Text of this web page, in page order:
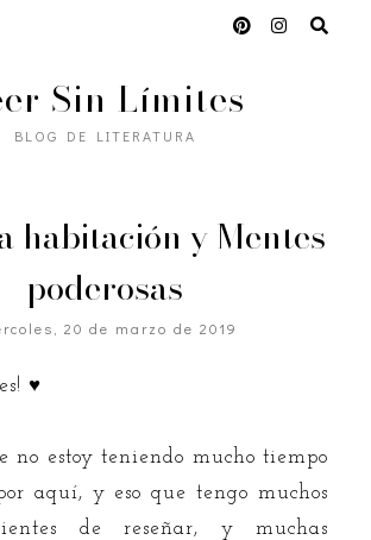
Sin Límites
BLOG DE LITERATURA
habitación y Mentes
poderosas
20 de marzo de 2019
♥
no estoy teniendo mucho tiempo
aquí, y eso que tengo muchos
de reseñar, y muchas